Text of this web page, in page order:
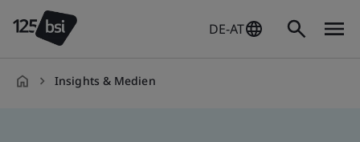
DE-AT
Insights & Medien